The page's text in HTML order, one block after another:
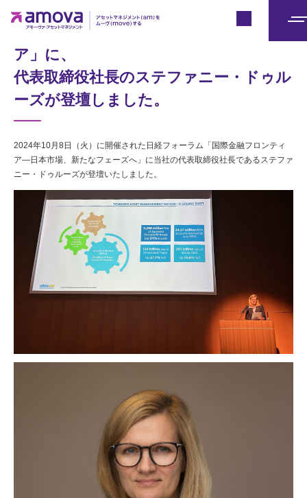
日経フォーラム「国際金融フロンティ
ア」に、
代表取締役社長のステファニー・ドゥル
ーズが登壇しました。
2024年10月8日（火）に開催された日経フォーラム「国際金融フロンティ
ア―日本市場、新たなフェーズへ」に当社の代表取締役社長であるステファ
ニー・ドゥルーズが登壇いたしました。